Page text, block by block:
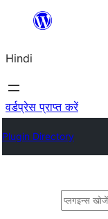
सामग्री
जाएं
Hindi
वर्डप्रेस प्राप्त करें
Plugin Directory
खोजें